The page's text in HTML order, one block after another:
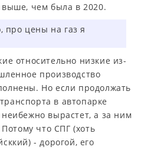
чем была в 2020.
про цены на газ я
относительно низкие из-
производство
Но если продолжать
в автопарке
вырастет, а за ним
что СПГ (хоть
- дорогой, его